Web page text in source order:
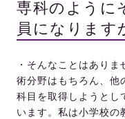
専科のように
員になります
・そんなことはありま
術分野はもちろん、他
科目を取得しようとし
います。私は小学校の